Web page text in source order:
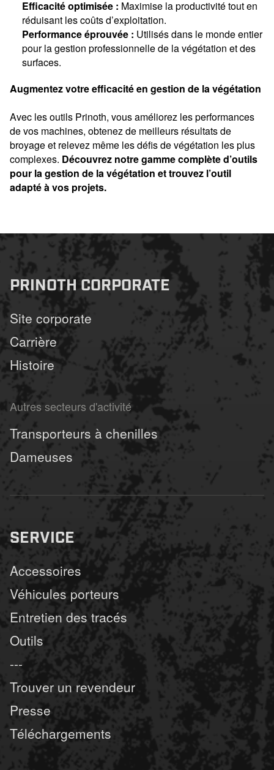
Efficacité optimisée : Maximise la productivité tout en
réduisant les coûts d’exploitation.
Performance éprouvée : Utilisés dans le monde entier
pour la gestion professionnelle de la végétation et des
surfaces.
Augmentez votre efficacité en gestion de la végétation
Avec les outils Prinoth, vous améliorez les performances
de vos machines, obtenez de meilleurs résultats de
broyage et relevez même les défis de végétation les plus
complexes. Découvrez notre gamme complète d’outils
pour la gestion de la végétation et trouvez l’outil
adapté à vos projets.
PRINOTH CORPORATE
Site corporate
Carrière
Histoire
Autres secteurs d'activité
Transporteurs à chenilles
Dameuses
SERVICE
Accessoires
Véhicules porteurs
Entretien des tracés
Outils
---
Trouver un revendeur
Presse
Téléchargements